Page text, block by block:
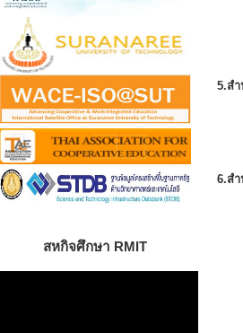
สหกิจศึกษา RMIT
5.ส
6.ส